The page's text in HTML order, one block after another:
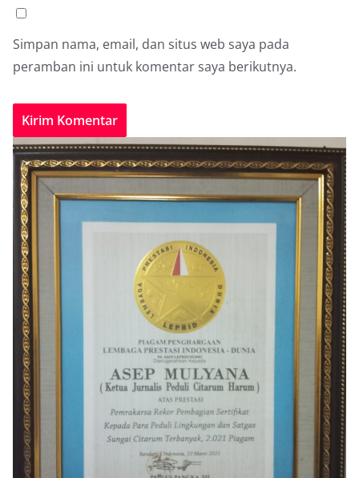
Simpan nama, email, dan situs web saya pada
peramban ini untuk komentar saya berikutnya.